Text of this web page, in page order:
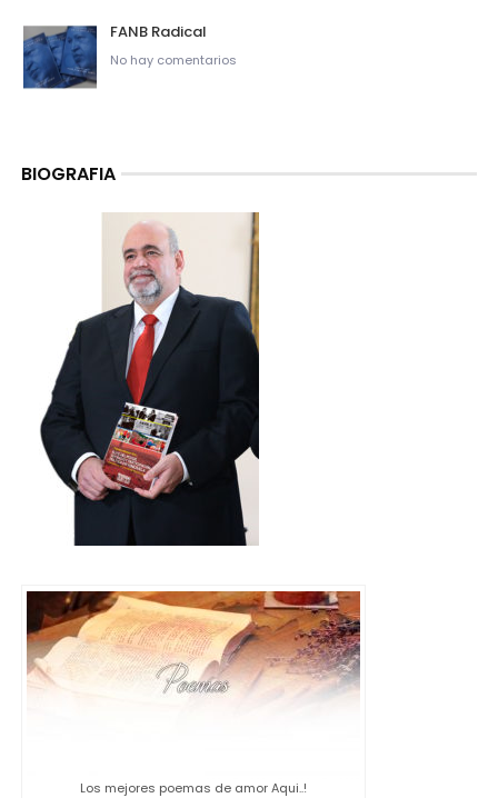
FANB Radical
No hay comentarios
BIOGRAFIA
Los mejores poemas de amor Aqui..!